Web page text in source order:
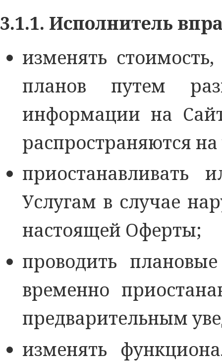
3.1.1. Исполнитель
изменять
планов путем
информации на
распространяются
приостанавливать
Услугам в случае
настоящей Оферты;
проводить
временно
предварительным
изменять